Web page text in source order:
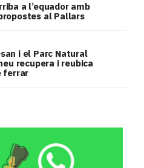
a l’equador amb
al Pallars
i el Parc Natural
recupera i reubica
ferrar